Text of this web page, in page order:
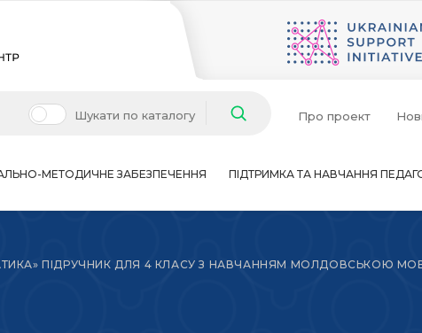
Шукати по каталогу Про проект
МЕТОДИЧНЕ ЗАБЕЗПЕЧЕННЯ ПІДТРИМКА ТА НАВЧАННЯ
ПІДРУЧНИК ДЛЯ 4 КЛАСУ З НАВЧАННЯМ МОЛДОВСЬКОЮ